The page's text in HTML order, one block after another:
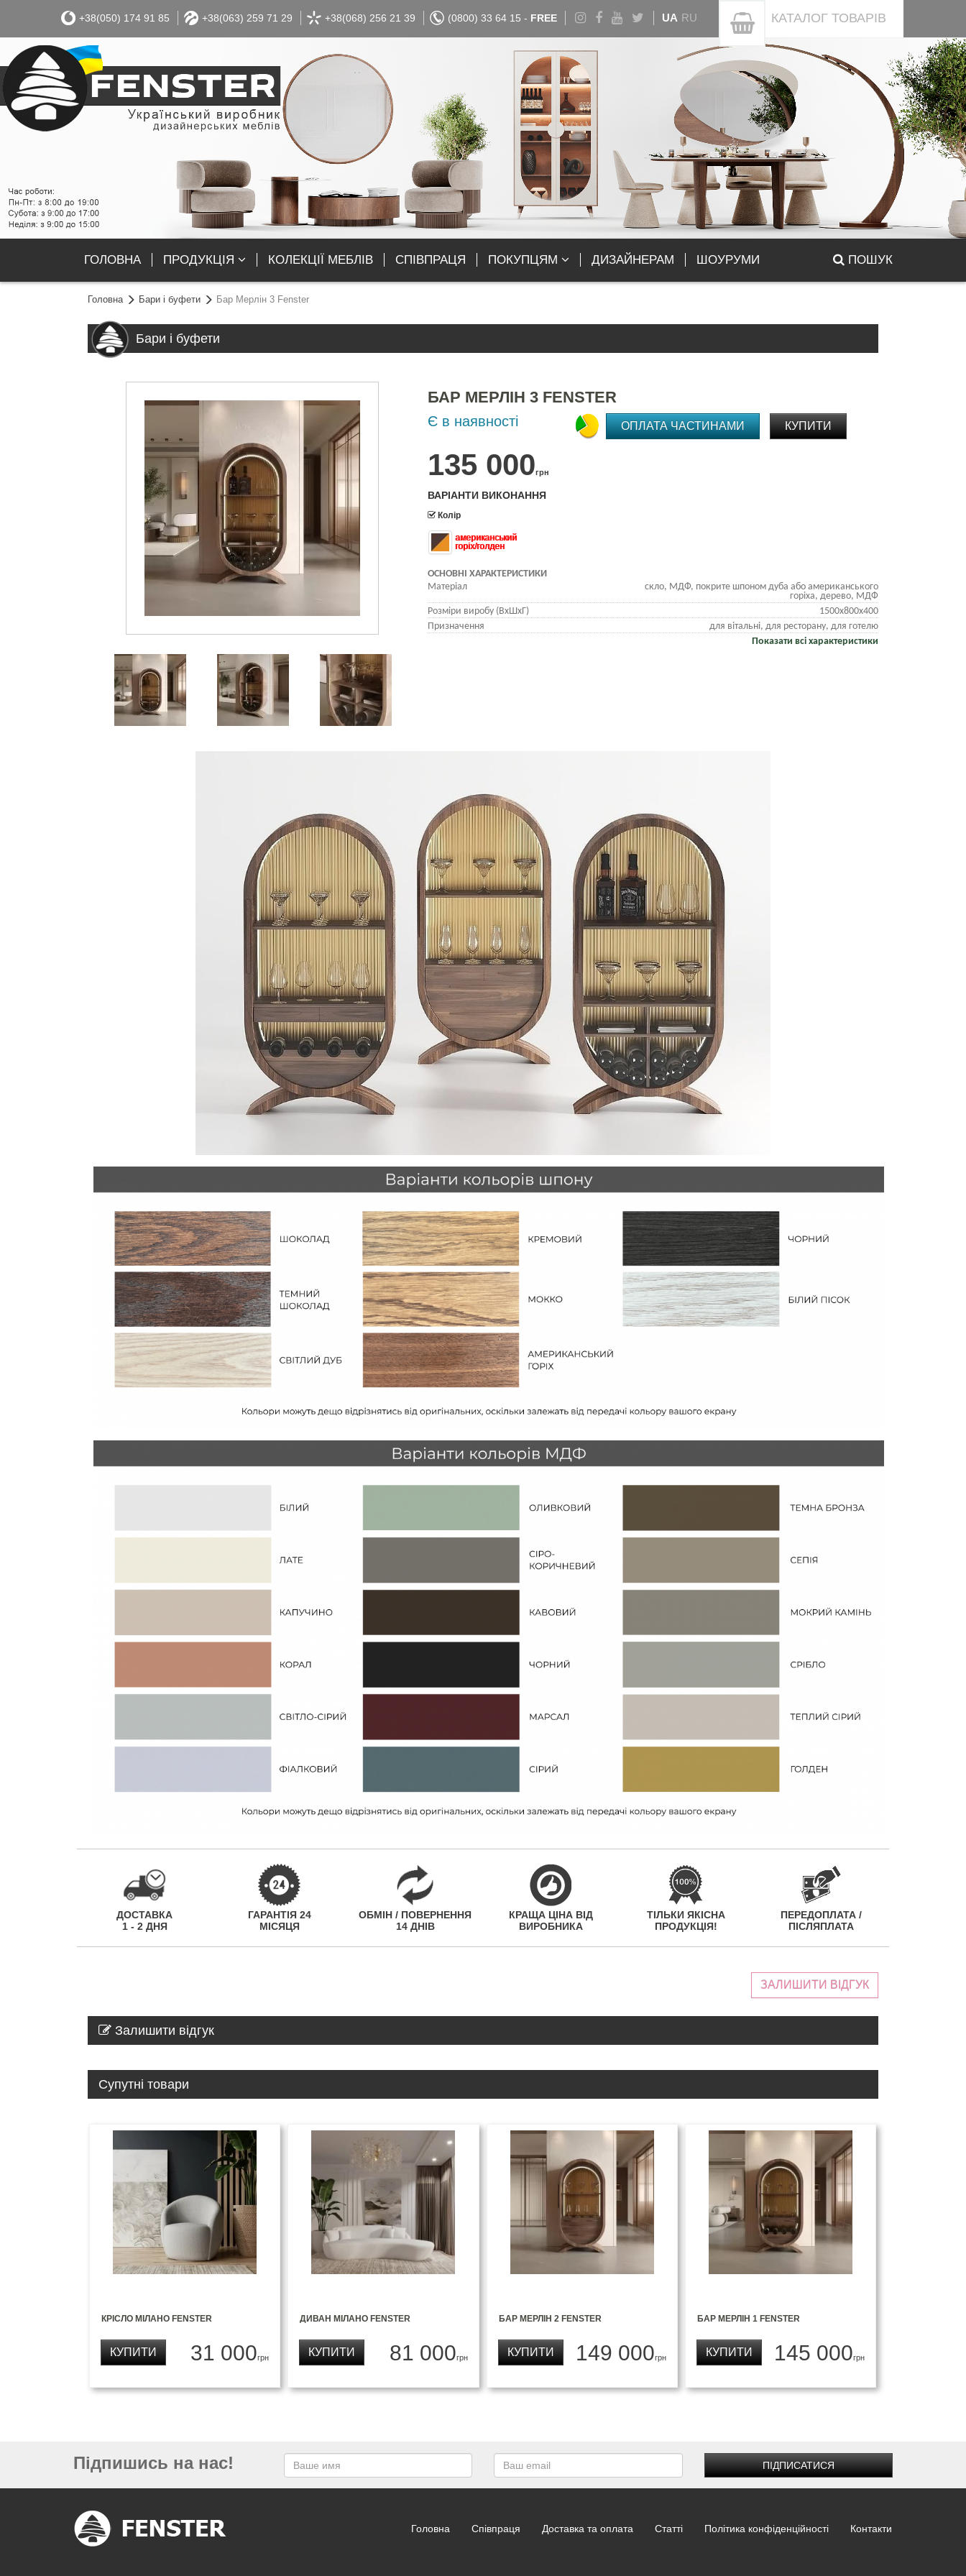
+38(050) 174 91 85 +38(063) 259 71 29 +38(068) 256 21 39 (0800) 33 64 15 - FREE UA RU КАТАЛОГ ТОВАРІВ
ГОЛОВНА ПРОДУКЦІЯ КОЛЕКЦІЇ МЕБЛІВ СПІВПРАЦЯ ПОКУПЦЯМ ДИЗАЙНЕРАМ ШОУРУМИ ПОШУК
Головна Бари і буфети Бар Мерлін 3 Fenster
Бари і буфети
БАР МЕРЛІН 3 FENSTER
Є в наявності
135 000грн
ОПЛАТА ЧАСТИНАМИ КУПИТИ
ВАРІАНТИ ВИКОНАННЯ
Колір
американський
горіх/голден
ОСНОВНІ ХАРАКТЕРИСТИКИ
Матеріал
скло, МДФ, покрите шпоном дуба або американського
горіха, дерево, МДФ
Розміри виробу (ВхШхГ)
1500х800х400
Призначення
для вітальні, для ресторану, для готелю
Показати всі характеристики
ДОСТАВКА
1 - 2 ДНЯ
ГАРАНТІЯ 24
МІСЯЦЯ
ОБМІН / ПОВЕРНЕННЯ
14 ДНІВ
КРАЩА ЦІНА ВІД
ВИРОБНИКА
ТІЛЬКИ ЯКІСНА
ПРОДУКЦІЯ!
ПЕРЕДОПЛАТА /
ПІСЛЯПЛАТА
ЗАЛИШИТИ ВІДГУК
Залишити відгук
Супутні товари
КРІСЛО МІЛАНО FENSTER
31 000грн
КУПИТИ
ДИВАН МІЛАНО FENSTER
81 000грн
КУПИТИ
БАР МЕРЛІН 2 FENSTER
149 000грн
КУПИТИ
БАР МЕРЛІН 1 FENSTER
145 000грн
КУПИТИ
Підпишись на нас! ПІДПИСАТИСЯ
Головна Співпраця Доставка та оплата Статті Політика конфіденційності Контакти